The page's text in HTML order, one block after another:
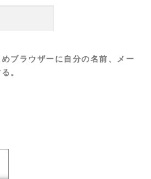
ブラウザーに自分の名前、メー
。